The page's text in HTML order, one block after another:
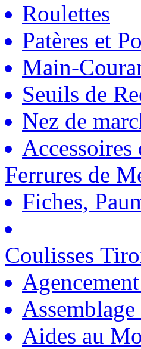
Roulettes
Patères et
Main-
Seuils de
Nez de
Accessoires
Ferrures de
Fiches,
Coulisses
Aides au